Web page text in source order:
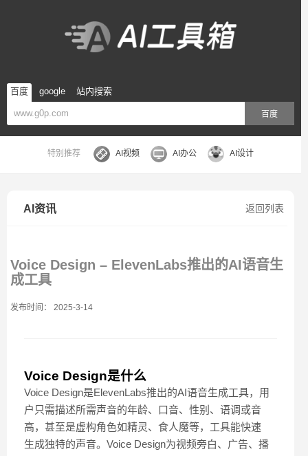
百度 google 站内搜索
百度
特别推荐 AI视频 AI办公 AI设计
返回列表
AI资讯
Voice Design – ElevenLabs推出的AI语音生
成工具
发布时间： 2025-3-14
Voice Design是什么
Voice Design是ElevenLabs推出的AI语音生成工具，用
户只需描述所需声音的年龄、口音、性别、语调或音
高，甚至是虚构角色如精灵、食人魔等，工具能快速
生成独特的声音。Voice Design为视频旁白、广告、播